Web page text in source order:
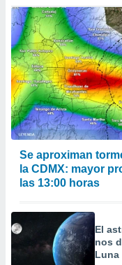
Se aproximan
la CDMX: mayor
las 13:00 horas
El
nos
Luna